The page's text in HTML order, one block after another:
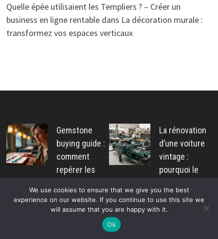
Quelle épée utilisaient les Templiers ? – Créer un
business en ligne rentabledans La décoration murale :
transformez vos espaces verticaux
Gemstone
buying guide :
comment
repérer les
synthèse et
les arnaques
La rénovation
d’une voiture
vintage :
pourquoi le
garage
automobile est
We use cookies to ensure that we give you the best
experience on our website. If you continue to use this site we
will assume that you are happy with it.
Ok